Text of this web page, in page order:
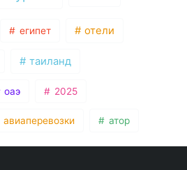
египет отели
таиланд
оаэ 2025
авиаперевозки атор